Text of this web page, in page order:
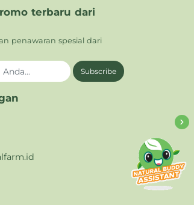
terbaru dari
penawaran spesial dari
Subscribe